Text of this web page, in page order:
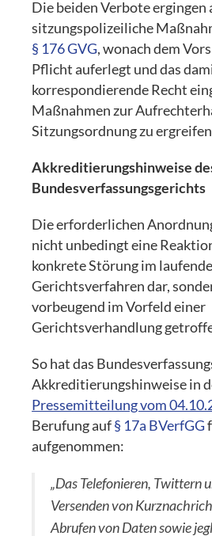
Die beiden Verbote ergingen
sitzungspolizeiliche
§ 176 GVG, wonach dem
Pflicht auferlegt und das
korrespondierende Recht
Maßnahmen zur
Sitzungsordnung zu
Akkreditierungshinweise
Bundesverfassungsgerichts
Die erforderlichen
nicht unbedingt eine
konkrete Störung im
Gerichtsverfahren dar,
vorbeugend im Vorfeld einer
Gerichtsverhandlung
So hat das
Akkreditierungshinweise in
Pressemitteilung vom
Berufung auf§ 17a BVerfGG
aufgenommen:
„Das Telefonieren, Twittern
Versenden von
Abrufen von Daten sowie